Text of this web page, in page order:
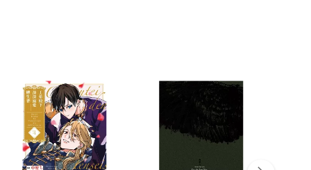
客服資訊